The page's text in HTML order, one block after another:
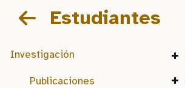
Estudiantes
Investigación
Publicaciones